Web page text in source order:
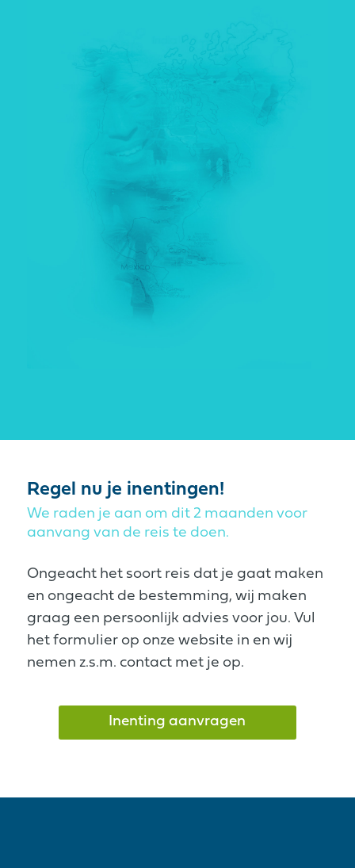
Regel nu je inentingen!
We raden je aan om dit 2 maanden voor
aanvang van de reis te doen.
Ongeacht het soort reis dat je gaat maken
en ongeacht de bestemming, wij maken
graag een persoonlijk advies voor jou. Vul
het formulier op onze website in en wij
nemen z.s.m. contact met je op.
Inenting aanvragen